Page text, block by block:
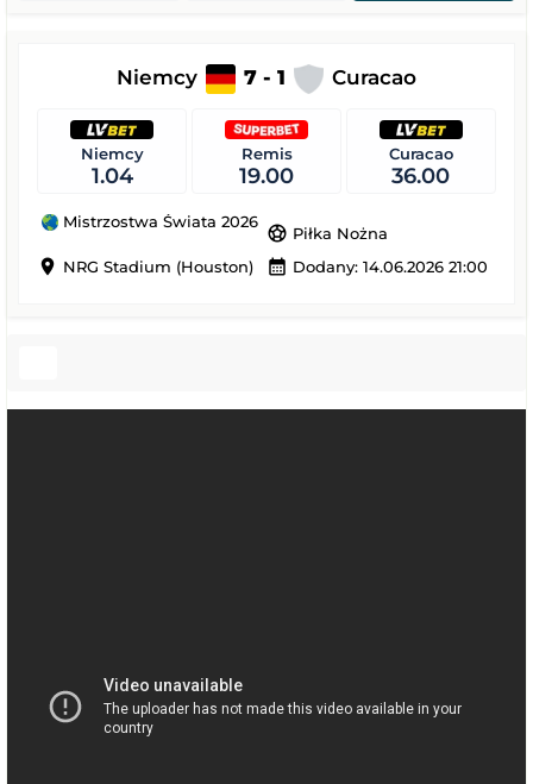
Niemcy 7 - 1 Curacao
Niemcy
1.04
Remis
19.00
Curacao
36.00
Mistrzostwa Świata 2026
sports_soccer Piłka Nożna
location_on NRG Stadium (Houston) calendar_month Dodany: 14.06.2026 21:00